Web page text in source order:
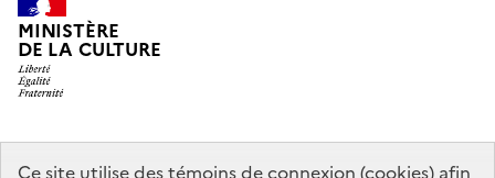
Ce site utilise des témoins de connexion (cookies) afin
MINISTÈRE
DE LA CULTURE
data.gouv.fr legifrance.gouv.fr info.gouv.fr